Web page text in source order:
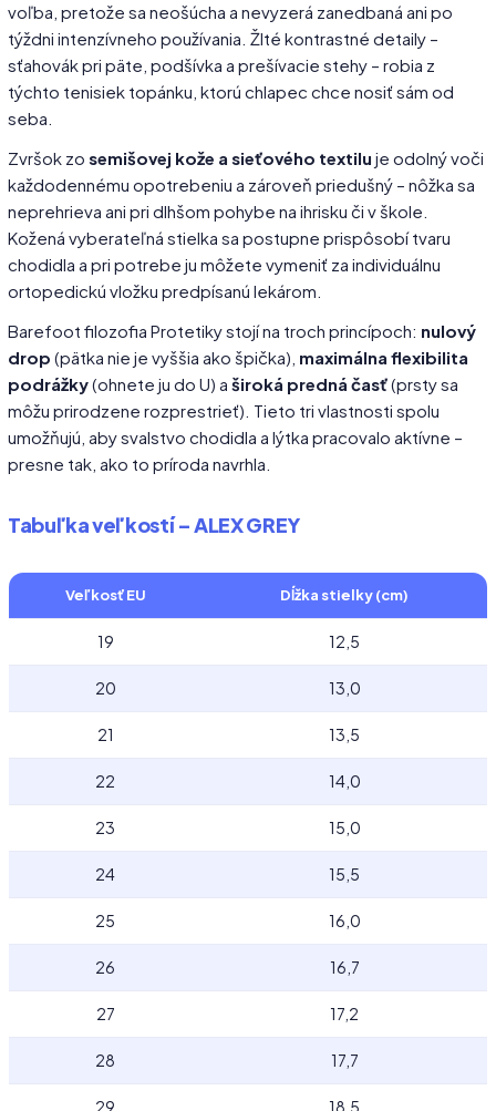
voľba, pretože sa neošúcha a nevyzerá zanedbaná ani po
týždni intenzívneho používania. Žlté kontrastné detaily –
sťahovák pri päte, podšívka a prešívacie stehy – robia z
týchto tenisiek topánku, ktorú chlapec chce nosiť sám od
seba.
Zvršok zo semišovej kože a sieťového textilu je odolný voči
každodennému opotrebeniu a zároveň priedušný – nôžka sa
neprehrieva ani pri dlhšom pohybe na ihrisku či v škole.
Kožená vyberateľná stielka sa postupne prispôsobí tvaru
chodidla a pri potrebe ju môžete vymeniť za individuálnu
ortopedickú vložku predpísanú lekárom.
Barefoot filozofia Protetiky stojí na troch princípoch: nulový
drop (pätka nie je vyššia ako špička), maximálna flexibilita
podrážky(ohnete ju do U) a široká predná časť(prsty sa
môžu prirodzene rozprestrieť). Tieto tri vlastnosti spolu
umožňujú, aby svalstvo chodidla a lýtka pracovalo aktívne –
presne tak, ako to príroda navrhla.
Tabuľka veľkostí – ALEX GREY
Veľkosť EU Dĺžka stielky (cm)
19 12,5
20 13,0
21 13,5
22 14,0
23 15,0
24 15,5
25 16,0
26 16,7
27 17,2
28 17,7
29 18,5